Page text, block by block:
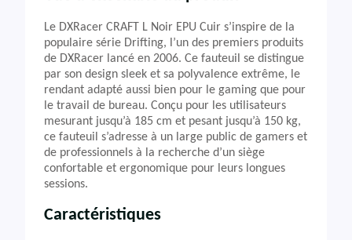
Le DXRacer CRAFT L Noir EPU Cuir s’inspire de la
populaire série Drifting, l’un des premiers produits
de DXRacer lancé en 2006. Ce fauteuil se distingue
par son design sleek et sa polyvalence extrême, le
rendant adapté aussi bien pour le gaming que pour
le travail de bureau. Conçu pour les utilisateurs
mesurant jusqu’à 185 cm et pesant jusqu’à 150 kg,
ce fauteuil s’adresse à un large public de gamers et
de professionnels à la recherche d’un siège
confortable et ergonomique pour leurs longues
sessions.
Caractéristiques